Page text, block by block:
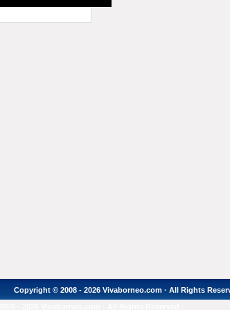
Copyright © 2008 - 2026 Vivaborneo.com · All Rights